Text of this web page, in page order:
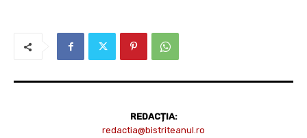
REDACȚIA:
redactia@bistriteanul.ro